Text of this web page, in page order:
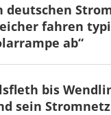
deutschen
fahren
ab“
bis
sein